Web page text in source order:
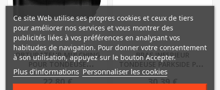
OBTURATEUR MULCHING
POUR TONDEUSE
PARKSIDE - REF: 91097049
22,80 €
BRAS INFERIEUR
TONDEUSE PARKSIDE PRM
1200 B2 ET PRM 1300 A1
30,39 €
Ce site Web utilise ses propres cookies et ceux de tiers
pour améliorer nos services et vous montrer des
publicités liées à vos préférences en analysant vos
habitudes de navigation. Pour donner votre consentement
à son utilisation, appuyez sur le bouton Accepter.
Plus d'informations Personnaliser les cookies